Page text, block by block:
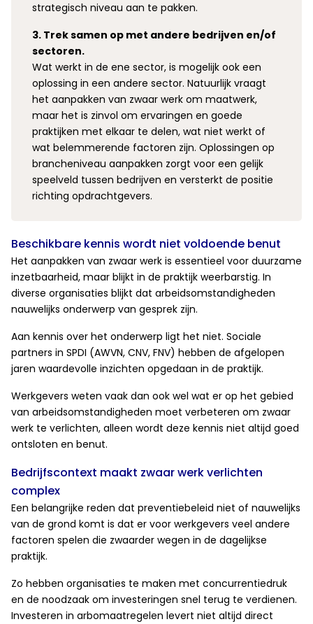
strategisch niveau aan te pakken.
3. Trek samen op met andere bedrijven en/of
sectoren.
Wat werkt in de ene sector, is mogelijk ook een
oplossing in een andere sector. Natuurlijk vraagt
het aanpakken van zwaar werk om maatwerk,
maar het is zinvol om ervaringen en goede
praktijken met elkaar te delen, wat niet werkt of
wat belemmerende factoren zijn. Oplossingen op
brancheniveau aanpakken zorgt voor een gelijk
speelveld tussen bedrijven en versterkt de positie
richting opdrachtgevers.
Beschikbare kennis wordt niet voldoende benut
Het aanpakken van zwaar werk is essentieel voor duurzame
inzetbaarheid, maar blijkt in de praktijk weerbarstig. In
diverse organisaties blijkt dat arbeidsomstandigheden
nauwelijks onderwerp van gesprek zijn.
Aan kennis over het onderwerp ligt het niet. Sociale
partners in SPDI (AWVN, CNV, FNV) hebben de afgelopen
jaren waardevolle inzichten opgedaan in de praktijk.
Werkgevers weten vaak dan ook wel wat er op het gebied
van arbeidsomstandigheden moet verbeteren om zwaar
werk te verlichten, alleen wordt deze kennis niet altijd goed
ontsloten en benut.
Bedrijfscontext maakt zwaar werk verlichten
complex
Een belangrijke reden dat preventiebeleid niet of nauwelijks
van de grond komt is dat er voor werkgevers veel andere
factoren spelen die zwaarder wegen in de dagelijkse
praktijk.
Zo hebben organisaties te maken met concurrentiedruk
en de noodzaak om investeringen snel terug te verdienen.
Investeren in arbomaatregelen levert niet altijd direct